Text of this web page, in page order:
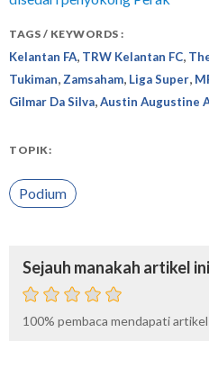
TAGS / KEYWORDS :
Kelantan FA TRW Kelantan FC
Tukiman Zamsaham Liga Super
Gilmar Da Silva Austin Augustine
TOPIK:
Podium
Sejauh manakah artikel
100% pembaca mendapati